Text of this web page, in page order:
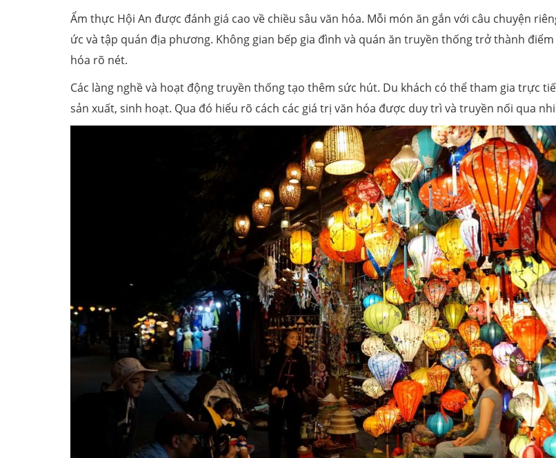
Ẩm thực Hội An được đánh giá cao về chiều sâu văn hóa. Mỗi món ăn gắn với câu chuyện
ức và tập quán địa phương. Không gian bếp gia đình và quán ăn truyền thống trở thành
hóa rõ nét.
Các làng nghề và hoạt động truyền thống tạo thêm sức hút. Du khách có thể tham gia trực
sản xuất, sinh hoạt. Qua đó hiểu rõ cách các giá trị văn hóa được duy trì và truyền nối qua